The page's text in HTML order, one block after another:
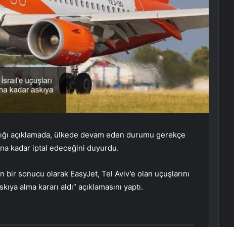
açıklamada, ülkede devam eden durumu gerekçe
kadar iptal edeceğini duyurdu.
sonucu olarak EasyJet, Tel Aviv’e olan uçuşlarını
alma kararı aldı” açıklamasını yaptı.